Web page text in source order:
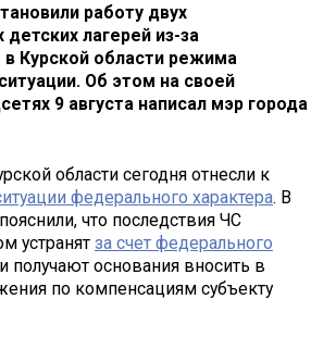
работу двух
лагерей из-за
Курской области режима
Об этом на своей
9 августа написал мэр города
области сегодня отнесли к
федерального характера. В
что последствия ЧС
устранят за счет федерального
получают основания вносить в
по компенсациям субъекту